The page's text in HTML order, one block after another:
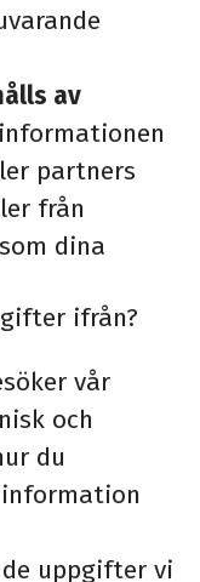
av
partners
från
dina
ifrån?
vår
och
du
uppgifter vi